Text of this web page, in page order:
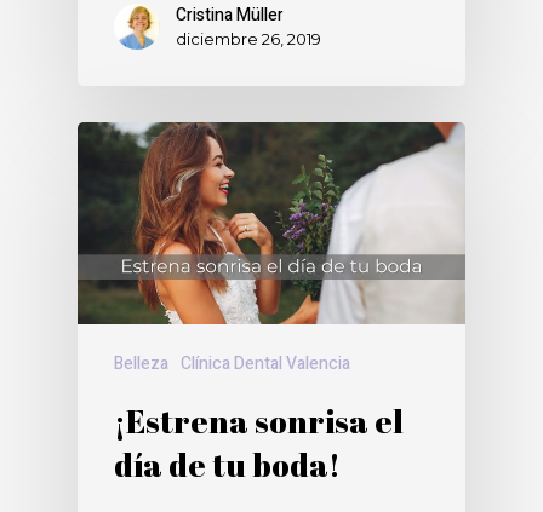
Cristina Müller
diciembre 26, 2019
Belleza Clínica Dental Valencia
¡Estrena sonrisa el
día de tu boda!